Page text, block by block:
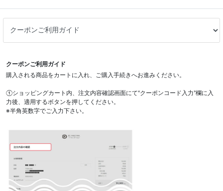
クーポンご利用ガイド
購入される商品をカートに入れ、ご購入手続きへお進みください。
①ショッピングカート内、注文内容確認画面にて“クーポンコード入力”欄に入
力後、適用するボタンを押してください。
※半角英数字でご入力下さい。